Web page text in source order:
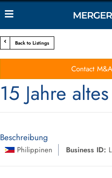
Back to Listings
Contact
15 Jahre
Beschreibung
Philippinen Business ID: